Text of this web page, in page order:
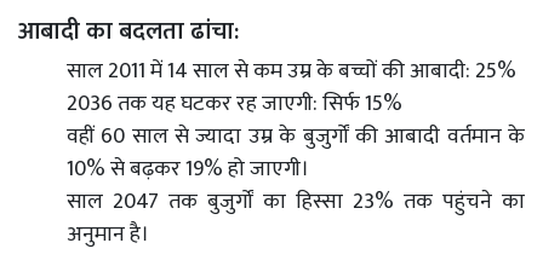
आबादी का बदलता ढांचा:
साल 2011 में 14 साल से कम उम्र के बच्चों की आबादी: 25%
2036 तक यह घटकर रह जाएगी: सिर्फ 15%
वहीं 60 साल से ज्यादा उम्र के बुजुर्गों की आबादी वर्तमान के
10% से बढ़कर 19% हो जाएगी।
साल 2047 तक बुजुर्गों का हिस्सा 23% तक पहुंचने का
अनुमान है।